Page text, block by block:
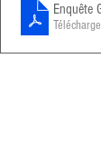
Enquête